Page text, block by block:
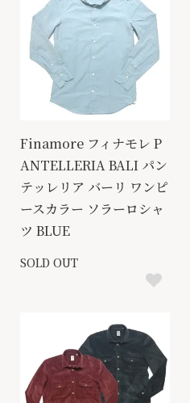
Finamore フィナモレ P
ANTELLERIA BALI パン
テッレリア バーリ ワンピ
ースカラー ソラーロシャ
ツ BLUE
SOLD OUT